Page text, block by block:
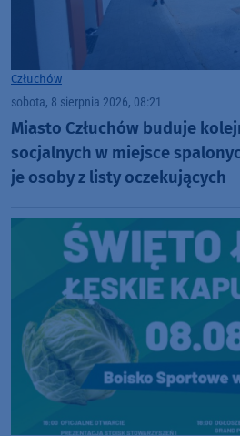
Człuchów
sobota, 8 sierpnia 2026, 08:21
Miasto Człuchów buduje
socjalnych w miejsce
je osoby z listy oczekujących